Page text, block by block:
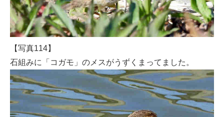
【写真114】
石組みに「コガモ」のメスがうずくまってました。